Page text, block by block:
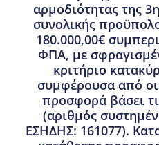
αρμοδιότητας της
συνολικής
180.000,00€
ΦΠΑ, με
κριτήριο
συμφέρουσα από
προσφορά βάσει
(αριθμός
ΕΣΗΔΗΣ: 161077).